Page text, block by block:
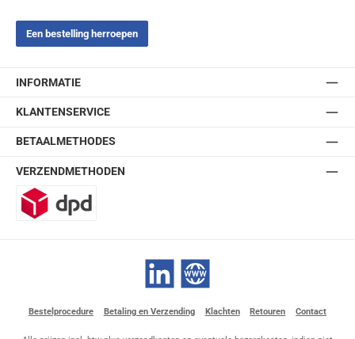
Een bestelling herroepen
INFORMATIE
KLANTENSERVICE
BETAALMETHODES
VERZENDMETHODEN
LinkedIn Website
Bestelprocedure Betaling en Verzending Klachten Retouren Contact